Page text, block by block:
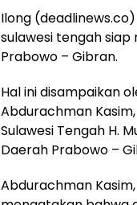
Ilong
sulawesi tengah
Prabowo – Gibran.
Hal ini disampaikan
Abdurachman Kasim,
Sulawesi Tengah H.
Daerah Prabowo –
Abdurachman